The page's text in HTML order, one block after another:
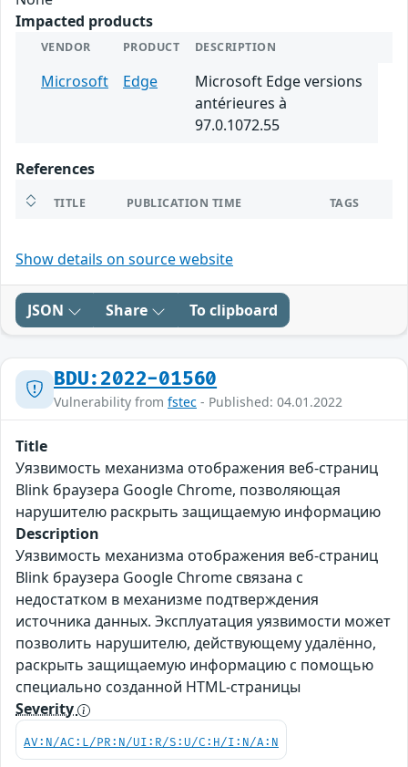
Impacted products
VENDOR PRODUCT DESCRIPTION
Microsoft Edge
Microsoft Edge versions
antérieures à
97.0.1072.55
References
TITLE PUBLICATION TIME TAGS
Show details on source website
JSON Share To clipboard
BDU:2022-01560
Vulnerability from fstec - Published: 04.01.2022
Title
Уязвимость механизма отображения веб-страниц
Blink браузера Google Chrome, позволяющая
нарушителю раскрыть защищаемую информацию
Description
Уязвимость механизма отображения веб-страниц
Blink браузера Google Chrome связана с
недостатком в механизме подтверждения
источника данных. Эксплуатация уязвимости может
позволить нарушителю, действующему удалённо,
раскрыть защищаемую информацию с помощью
специально созданной HTML-страницы
Severity
AV:N/AC:L/PR:N/UI:R/S:U/C:H/I:N/A:N